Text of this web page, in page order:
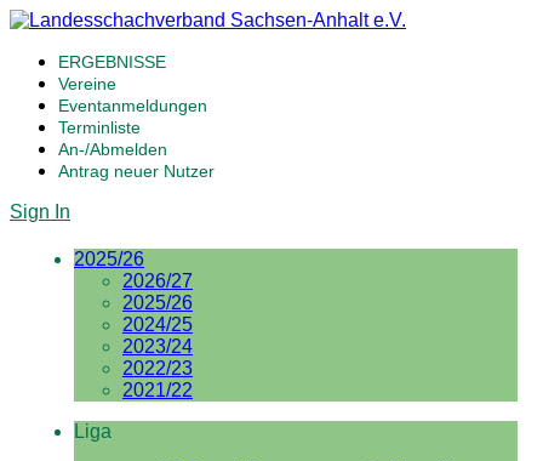
ERGEBNISSE
Vereine
Eventanmeldungen
Terminliste
An-/Abmelden
Antrag neuer Nutzer
Sign In
2025/26
2026/27
2025/26
2024/25
2023/24
2022/23
2021/22
Liga